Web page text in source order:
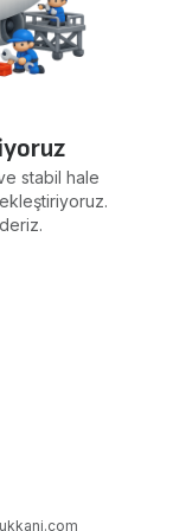
stabil hale